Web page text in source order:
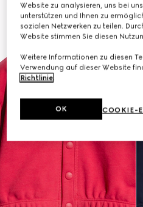
Website zu analysieren, uns bei
unterstützen und Ihnen zu
sozialen Netzwerken zu teilen.
Website stimmen Sie diesen
Weitere Informationen zu diesen
Verwendung auf dieser Website
Richtlinie.
COOKIE-
OK